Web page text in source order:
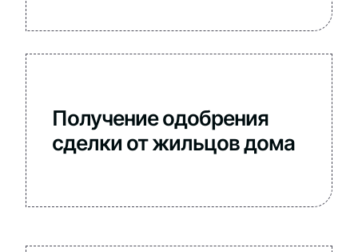
Получение одобрения
сделки от жильцов дома